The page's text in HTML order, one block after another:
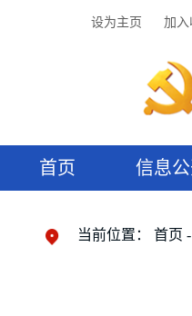
设为主页 加入
首页 信息
当前位置： 首页